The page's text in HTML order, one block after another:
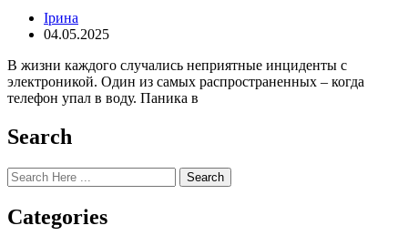
Ірина
04.05.2025
В жизни каждого случались неприятные инциденты с
электроникой. Один из самых распространенных – когда
телефон упал в воду. Паника в
Search
Search
Categories